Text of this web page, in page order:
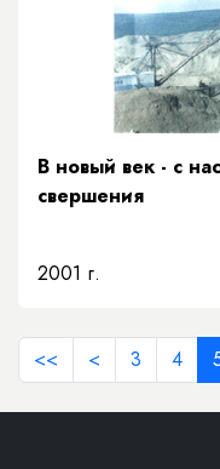
В новый век - с
свершения
2001 г.
<< < 3 4